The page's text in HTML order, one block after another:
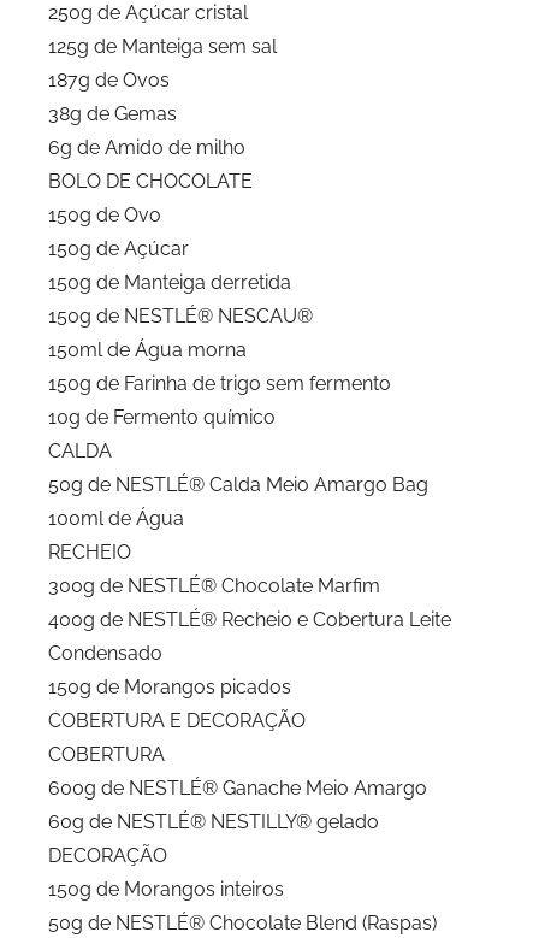
250g de Açúcar cristal
125g de Manteiga sem sal
187g de Ovos
38g de Gemas
6g de Amido de milho
BOLO DE CHOCOLATE
150g de Ovo
150g de Açúcar
150g de Manteiga derretida
150g de NESTLÉ® NESCAU®
150ml de Água morna
150g de Farinha de trigo sem fermento
10g de Fermento químico
CALDA
50g de NESTLÉ® Calda Meio Amargo Bag
100ml de Água
RECHEIO
300g de NESTLÉ® Chocolate Marfim
400g de NESTLÉ® Recheio e Cobertura Leite
Condensado
150g de Morangos picados
COBERTURA E DECORAÇÃO
COBERTURA
600g de NESTLÉ® Ganache Meio Amargo
60g de NESTLÉ® NESTILLY® gelado
DECORAÇÃO
150g de Morangos inteiros
50g de NESTLÉ® Chocolate Blend (Raspas)